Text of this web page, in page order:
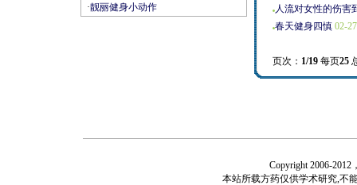
·靓丽健身小动作
人流对女性的伤害
春天健身四慎 02-27
页次： 1/19 每页25
Copyright 2006-
本站所载方药仅供学术研究,不